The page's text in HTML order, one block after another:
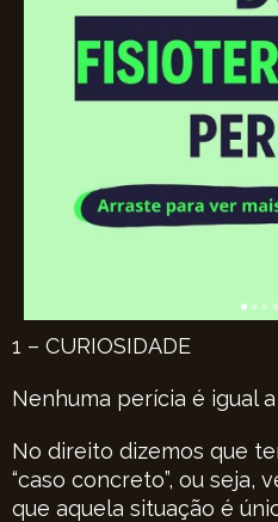
1 – CURIOSIDADE
Nenhuma perícia é igual
No direito dizemos que
“caso concreto”, ou seja,
que aquela situação é